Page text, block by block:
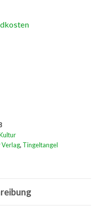
Verlag, Tingeltangel